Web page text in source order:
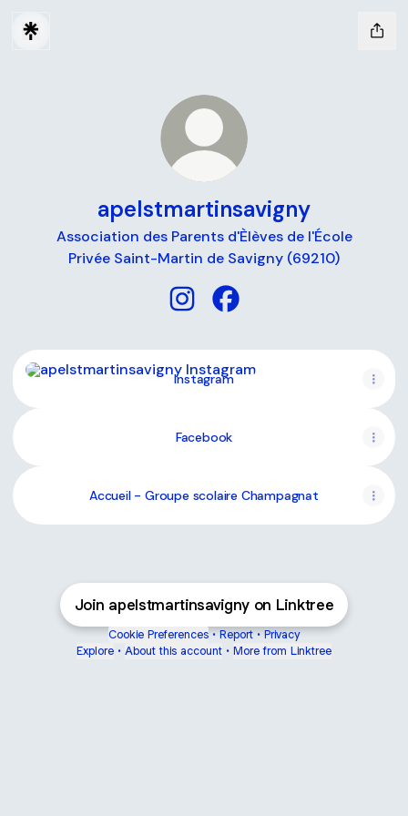
apelstmartinsavigny
Association des Parents d'Èlèves de l'École
Privée Saint-Martin de Savigny (69210)
Instagram
Instagram
Facebook
Accueil - Groupe scolaire Champagnat
Join apelstmartinsavigny on Linktree
Cookie Preferences • Report • Privacy
Explore • About this account • More from Linktree